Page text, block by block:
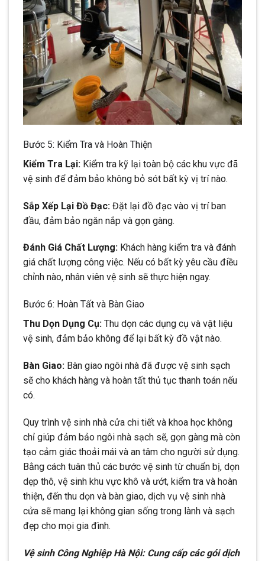
Bước 5: Kiểm Tra và Hoàn Thiện
Kiểm Tra Lại: Kiểm tra kỹ lại toàn bộ các khu vực đã
vệ sinh để đảm bảo không bỏ sót bất kỳ vị trí nào.
Sắp Xếp Lại Đồ Đạc: Đặt lại đồ đạc vào vị trí ban
đầu, đảm bảo ngăn nắp và gọn gàng.
Đánh Giá Chất Lượng: Khách hàng kiểm tra và đánh
giá chất lượng công việc. Nếu có bất kỳ yêu cầu điều
chỉnh nào, nhân viên vệ sinh sẽ thực hiện ngay.
Bước 6: Hoàn Tất và Bàn Giao
Thu Dọn Dụng Cụ: Thu dọn các dụng cụ và vật liệu
vệ sinh, đảm bảo không để lại bất kỳ đồ vật nào.
Bàn Giao: Bàn giao ngôi nhà đã được vệ sinh sạch
sẽ cho khách hàng và hoàn tất thủ tục thanh toán nếu
có.
Quy trình vệ sinh nhà cửa chi tiết và khoa học không
chỉ giúp đảm bảo ngôi nhà sạch sẽ, gọn gàng mà còn
tạo cảm giác thoải mái và an tâm cho người sử dụng.
Bằng cách tuân thủ các bước vệ sinh từ chuẩn bị, dọn
dẹp thô, vệ sinh khu vực khô và ướt, kiểm tra và hoàn
thiện, đến thu dọn và bàn giao, dịch vụ vệ sinh nhà
cửa sẽ mang lại không gian sống trong lành và sạch
đẹp cho mọi gia đình.
Vệ sinh Công Nghiệp Hà Nội: Cung cấp các gói dịch